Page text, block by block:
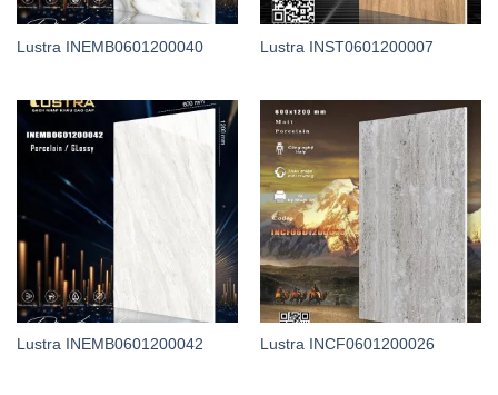
Lustra INEMB0601200040 Lustra INST0601200007
Lustra INEMB0601200042 Lustra INCF0601200026